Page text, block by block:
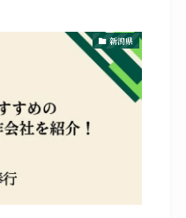
新潟県